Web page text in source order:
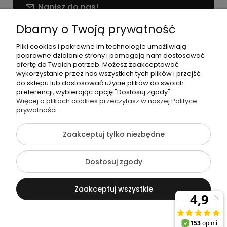
Napisz do nas!
NIP: 826 186 42 29
©2026 Wszelkie Prawa Zastrzeżone | agneess sklep
internetowy
Szablon Flex byEcommercy
Pokaż pełną wersję strony
Sklep internetowy Shoper Premium
Dbamy o Twoją prywatność
Pliki cookies i pokrewne im technologie umożliwiają
poprawne działanie strony i pomagają nam dostosować
ofertę do Twoich potrzeb. Możesz zaakceptować
wykorzystanie przez nas wszystkich tych plików i przejść
do sklepu lub dostosować użycie plików do swoich
preferencji, wybierając opcję "Dostosuj zgody".
Więcej o plikach cookies przeczytasz w naszej Polityce
prywatności.
Zaakceptuj tylko niezbędne
Dostosuj zgody
Zaakceptuj wszystkie